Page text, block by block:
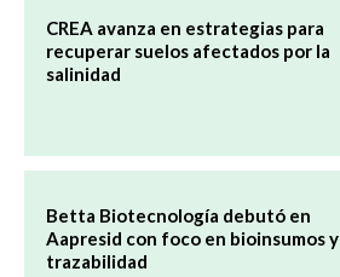
CREA avanza en estrategias para
recuperar suelos afectados por la
salinidad
Betta Biotecnología debutó en
Aapresid con foco en bioinsumos y
trazabilidad